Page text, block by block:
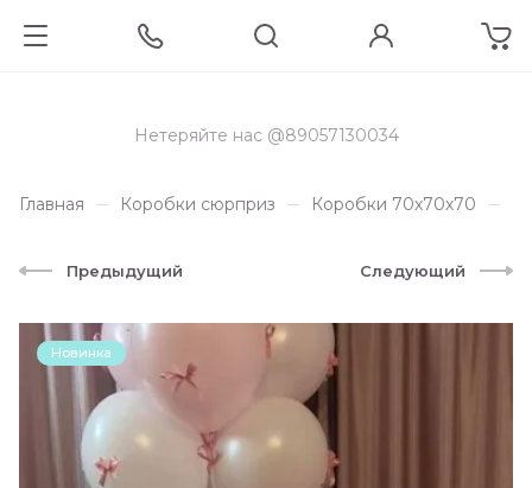
Нетеряйте нас @89057130034
Главная Коробки сюрприз Коробки 70х70х70
Предыдущий Следующий
Новинка